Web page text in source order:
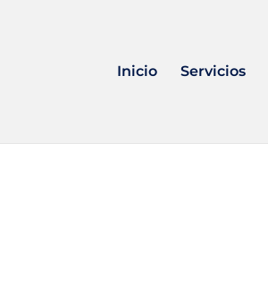
Inicio Servicios